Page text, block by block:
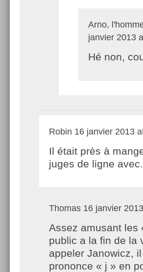
Arno,
janvier 2013
Hé non,
Robin 16 janvier 2013
Il était près à
juges de ligne avec.
Thomas 16 janvier
Assez amusant les
public a la fin de la
appeler Janowicz,
prononce « j » en